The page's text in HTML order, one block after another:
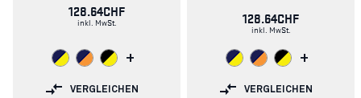
128.64CHF
inkl. MwSt.
+
VERGLEICHEN
128.64CHF
inkl. MwSt.
+
VERGLEICHEN